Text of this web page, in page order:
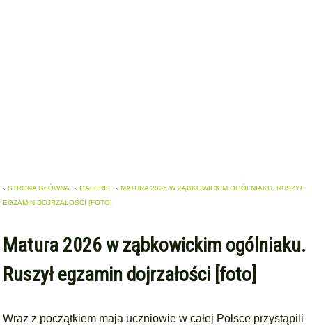
STRONA GŁÓWNA GALERIE
MATURA 2026 W ZĄBKOWICKIM OGÓLNIAKU. RUSZYŁ
EGZAMIN DOJRZAŁOŚCI [FOTO]
Matura 2026 w ząbkowickim ogólniaku.
Ruszył egzamin dojrzałości [foto]
Wraz z początkiem maja uczniowie w całej Polsce przystąpili